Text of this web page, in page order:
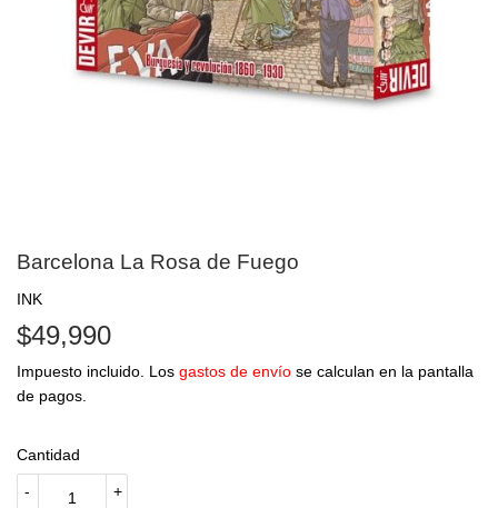
Barcelona La Rosa de Fuego
INK
$49,990
Impuesto incluido. Los gastos de envío se calculan en la pantalla
de pagos.
Cantidad
+
-